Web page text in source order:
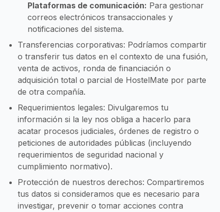
Plataformas de comunicación: Para gestionar
correos electrónicos transaccionales y
notificaciones del sistema.
Transferencias corporativas: Podríamos compartir
o transferir tus datos en el contexto de una fusión,
venta de activos, ronda de financiación o
adquisición total o parcial de HostelMate por parte
de otra compañía.
Requerimientos legales: Divulgaremos tu
información si la ley nos obliga a hacerlo para
acatar procesos judiciales, órdenes de registro o
peticiones de autoridades públicas (incluyendo
requerimientos de seguridad nacional y
cumplimiento normativo).
Protección de nuestros derechos: Compartiremos
tus datos si consideramos que es necesario para
investigar, prevenir o tomar acciones contra